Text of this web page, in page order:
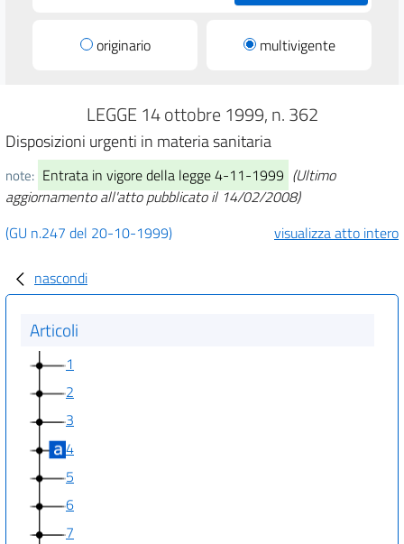
originario multivigente
LEGGE 14 ottobre 1999, n. 362
Disposizioni urgenti in materia sanitaria
note: Entrata in vigore della legge 4-11-1999 (Ultimo
aggiornamento all'atto pubblicato il 14/02/2008)
(GU n.247 del 20-10-1999)
visualizza atto intero
nascondi
Articoli
1
2
3
4
5
6
7